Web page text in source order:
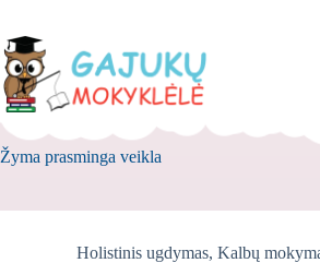
content
Žyma prasminga veikla
Holistinis ugdymas, Kalbų